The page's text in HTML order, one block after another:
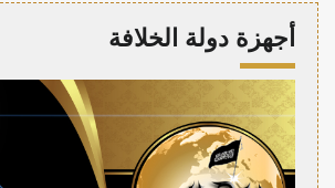
أجهزة دولة الخلافة